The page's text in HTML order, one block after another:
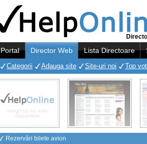
Portal Director Web Lista Directoare
Categorii Adauga site Site-uri noi Top
Rezervări bilete avion